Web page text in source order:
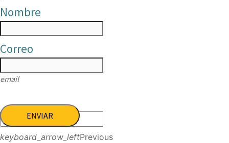
Nombre
Correo
email
ENVIAR
keyboard_arrow_leftPrevious